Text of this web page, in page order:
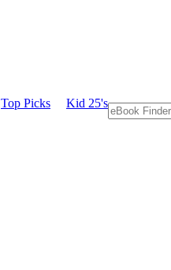
Top Picks Kid 25's